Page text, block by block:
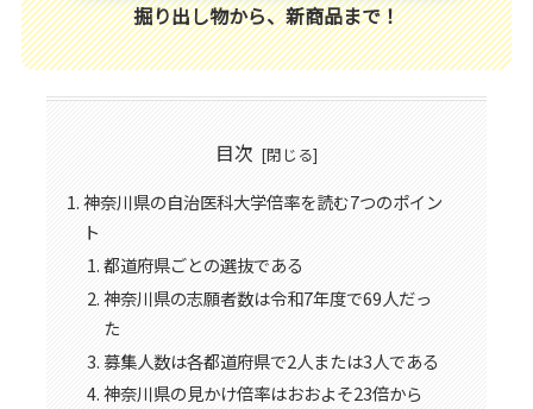
掘り出し物から、新商品まで！
目次
神奈川県の自治医科大学倍率を読む7つのポイン
ト
都道府県ごとの選抜である
神奈川県の志願者数は令和7年度で69人だっ
た
募集人数は各都道府県で2人または3人である
神奈川県の見かけ倍率はおおよそ23倍から